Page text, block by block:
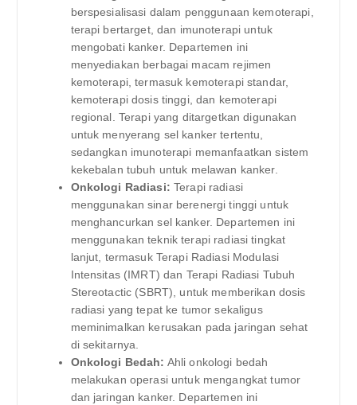
berspesialisasi dalam penggunaan kemoterapi,
terapi bertarget, dan imunoterapi untuk
mengobati kanker. Departemen ini
menyediakan berbagai macam rejimen
kemoterapi, termasuk kemoterapi standar,
kemoterapi dosis tinggi, dan kemoterapi
regional. Terapi yang ditargetkan digunakan
untuk menyerang sel kanker tertentu,
sedangkan imunoterapi memanfaatkan sistem
kekebalan tubuh untuk melawan kanker.
Onkologi Radiasi: Terapi radiasi
menggunakan sinar berenergi tinggi untuk
menghancurkan sel kanker. Departemen ini
menggunakan teknik terapi radiasi tingkat
lanjut, termasuk Terapi Radiasi Modulasi
Intensitas (IMRT) dan Terapi Radiasi Tubuh
Stereotactic (SBRT), untuk memberikan dosis
radiasi yang tepat ke tumor sekaligus
meminimalkan kerusakan pada jaringan sehat
di sekitarnya.
Onkologi Bedah: Ahli onkologi bedah
melakukan operasi untuk mengangkat tumor
dan jaringan kanker. Departemen ini